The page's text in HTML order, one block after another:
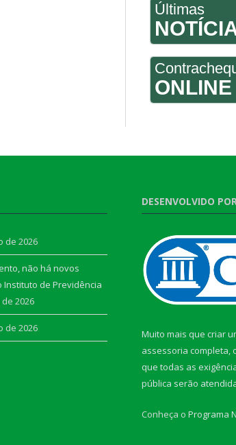
Últimas
ONLINE
de 2026
não há novos
de Previdência
2026
de 2026
DESENVOLVIDO
Muito mais que criar
assessoria completa,
que todas as
pública serão
Conheça o Programa